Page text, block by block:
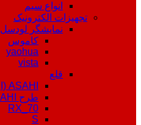
انواع سیم
تجهیزات الکترونیک
نمایشگر لودسل
کاموس
yaohua
vista
قلع
ASAHI (اورجینال)
طرح ASAHI
RX_70
S